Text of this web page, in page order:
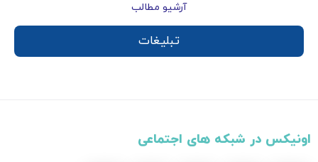
آرشیو مطالب
تبلیغات
اونیکس در شبکه های اجتماعی